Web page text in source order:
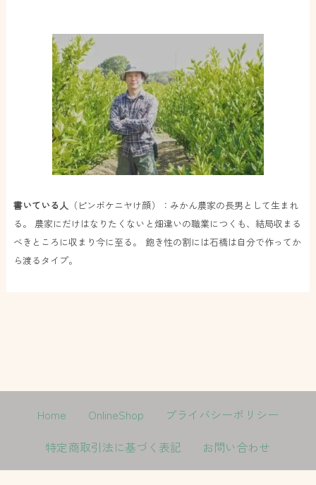
書いている人 （ピンボケニヤけ顔）：みかん農家の長男として生まれ
る。 農家にだけはなりたくないと畑違いの職業につくも、結局収まる
べきところに収まり今に至る。 飽き性の割には石橋は自分で作ってか
ら渡るタイプ。
Home OnlineShop
プライバシーポリシー
特定商取引法に基づく表記
お問い合わせ